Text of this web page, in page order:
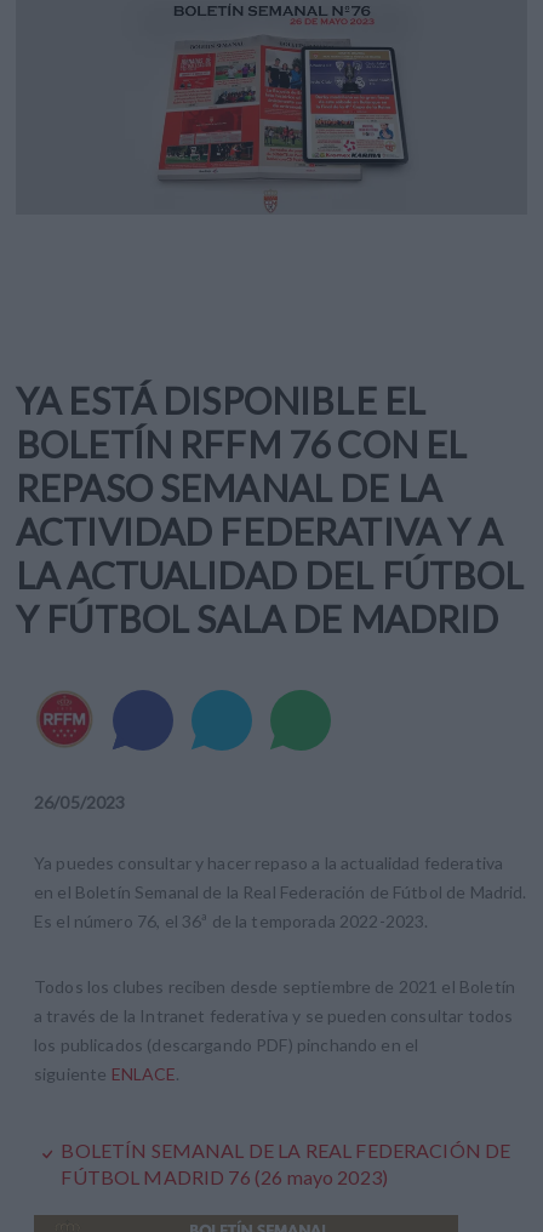
YA ESTÁ DISPONIBLE EL
BOLETÍN RFFM 76 CON EL
REPASO SEMANAL DE LA
ACTIVIDAD FEDERATIVA Y A
LA ACTUALIDAD DEL FÚTBOL
Y FÚTBOL SALA DE MADRID
26/05/2023
Ya puedes consultar y hacer repaso a la actualidad federativa
en el Boletín Semanal de la Real Federación de Fútbol de Madrid.
Es el número 76, el 36ª de la temporada 2022-2023.
Todos los clubes reciben desde septiembre de 2021 el Boletín
a través de la Intranet federativa y se pueden consultar todos
los publicados (descargando PDF) pinchando en el
siguiente ENLACE.
BOLETÍN SEMANAL DE LA REAL FEDERACIÓN DE
FÚTBOL MADRID 76 (26 mayo 2023)